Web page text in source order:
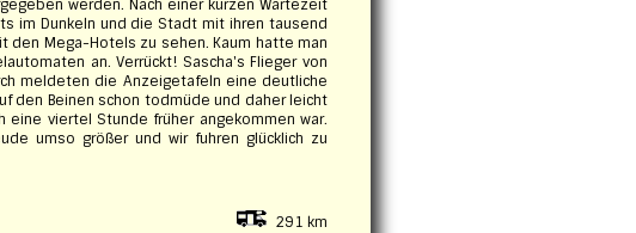
werden. Nach einer kurzen Wartezeit
im Dunkeln und die Stadt mit ihren tausend
den Mega-Hotels zu sehen. Kaum hatte man
an. Verrückt! Sascha's Flieger von
meldeten die Anzeigetafeln eine deutliche
den Beinen schon todmüde und daher leicht
viertel Stunde früher angekommen war.
umso größer und wir fuhren glücklich zu
291 km